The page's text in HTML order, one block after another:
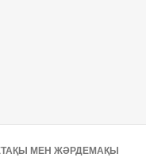
МЕН ЖӘРДЕМАҚЫ